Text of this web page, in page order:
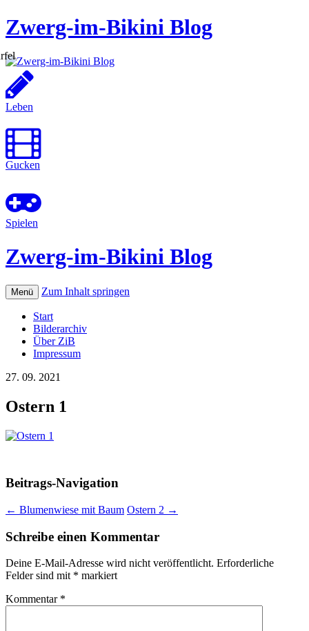
Zwerg-im-Bikini Blog
Leben
Gucken
Spielen
Zwerg-im-Bikini Blog
Menü Zum Inhalt springen
Start
Bilderarchiv
Über ZiB
Impressum
27. 09. 2021
Ostern 1
Beitrags-Navigation
← Blumenwiese mit Baum Ostern 2 →
Schreibe einen Kommentar
Deine E-Mail-Adresse wird nicht veröffentlicht. Erforderliche
Felder sind mit * markiert
Kommentar *